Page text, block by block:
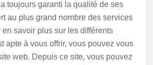
toujours garanti la qualité de ses
au plus grand nombre des services
en savoir plus sur les différents
apte à vous offrir, vous pouvez vous
web. Depuis ce site, vous pouvez